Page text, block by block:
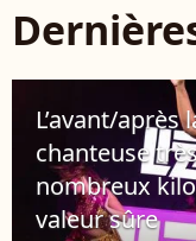
L’avant/après
chanteuse
nombreux
valeur sûre